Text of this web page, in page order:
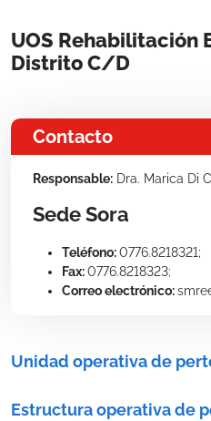
UOS Rehabilitación
Distrito C/D
Contacto
Responsable: Dra. Marica Di
Sede Sora
Teléfono:0776.8218321;
Fax:0776.8218323;
Correo electrónico:
Unidad operativa de
Estructura operativa de